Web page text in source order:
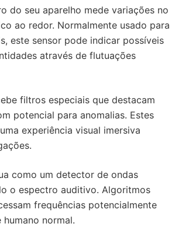
do seu aparelho mede variações no
ao redor. Normalmente usado para
este sensor pode indicar possíveis
através de flutuações
filtros especiais que destacam
potencial para anomalias. Estes
experiência visual imersiva
como um detector de ondas
o espectro auditivo. Algoritmos
frequências potencialmente
normal.